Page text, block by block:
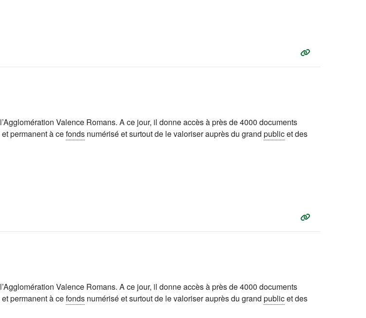
Valence Romans. A ce jour, il donne accès à près de 4000 documents
permanent à cefondsnumérisé et surtout de le valoriser auprès du grand publicet des
dans un nouvel onglet)
Valence Romans. A ce jour, il donne accès à près de 4000 documents
permanent à cefondsnumérisé et surtout de le valoriser auprès du grand publicet des